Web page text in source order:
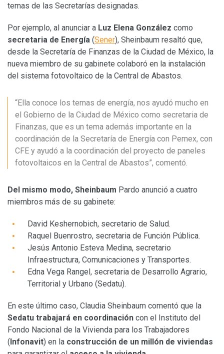
temas de las Secretarías designadas.
Por ejemplo, al anunciar a Luz Elena González como
secretaria de Energía (Sener), Sheinbaum resaltó que,
desde la Secretaría de Finanzas de la Ciudad de México, la
nueva miembro de su gabinete colaboró en la instalación
del sistema fotovoltaico de la Central de Abastos.
“Ella conoce los temas de energía, nos ayudó mucho en
el Gobierno de la Ciudad de México como secretaria de
Finanzas, que es un tema además importante en la
coordinación de la Secretaría de Energía con Pemex, con
CFE y ayudó a la coordinación del proyecto de paneles
fotovoltaicos en la Central de Abastos”, comentó.
Del mismo modo, Sheinbaum Pardo anunció a cuatro
miembros más de su gabinete:
David Keshernobich, secretario de Salud.
Raquel Buenrostro, secretaria de Función Pública.
Jesús Antonio Esteva Medina, secretario
Infraestructura, Comunicaciones y Transportes.
Edna Vega Rangel, secretaria de Desarrollo Agrario,
Territorial y Urbano (Sedatu).
En este último caso, Claudia Sheinbaum comentó que la
Sedatu trabajará en coordinación con el Instituto del
Fondo Nacional de la Vivienda para los Trabajadores
(Infonavit) en la construcción de un millón de viviendas